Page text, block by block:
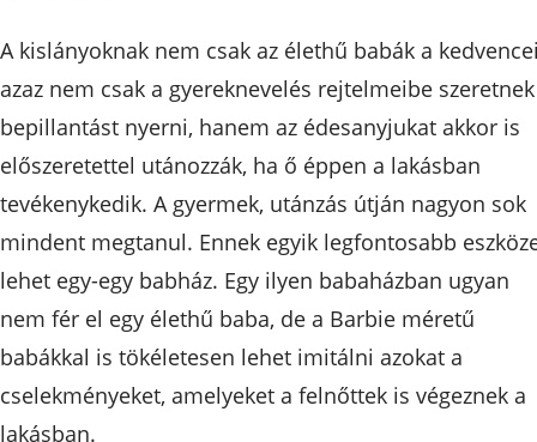
A kislányoknak nem csak az élethű babák a
azaz nem csak a gyereknevelés rejtelmeibe szeretnek
bepillantást nyerni, hanem az édesanyjukat akkor is
előszeretettel utánozzák, ha ő éppen a lakásban
tevékenykedik. A gyermek, utánzás útján nagyon sok
mindent megtanul. Ennek egyik legfontosabb
lehet egy-egy babház. Egy ilyen babaházban ugyan
nem fér el egy élethű baba, de a Barbie méretű
babákkal is tökéletesen lehet imitálni azokat a
cselekményeket, amelyeket a felnőttek is végeznek a
lakásban.